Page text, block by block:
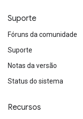
Suporte
Fóruns da comunidade
Suporte
Notas da versão
Status do sistema
Recursos